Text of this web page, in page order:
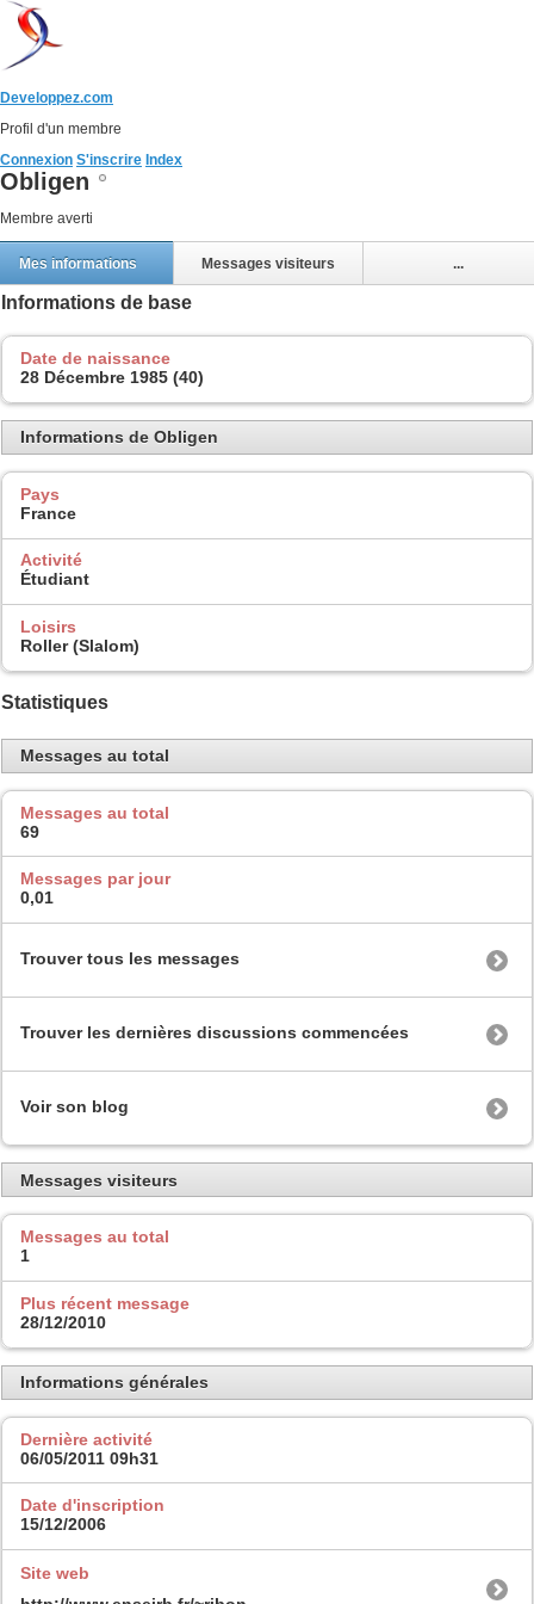
Developpez.com
Profil d'un membre
Connexion S'inscrire Index
Obligen
Membre averti
Mes informations Messages visiteurs ...
Informations de base
Date de naissance
28 Décembre 1985 (40)
Informations de Obligen
Pays
France
Activité
Étudiant
Loisirs
Roller (Slalom)
Statistiques
Messages au total
Messages au total
69
Messages par jour
0,01
Trouver tous les messages
Trouver les dernières discussions commencées
Voir son blog
Messages visiteurs
Messages au total
1
Plus récent message
28/12/2010
Informations générales
Dernière activité
06/05/2011 09h31
Date d'inscription
15/12/2006
Site web